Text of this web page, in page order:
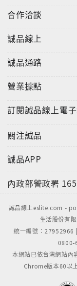
合作洽談
誠品線上
誠品通路
營業據點
訂閱誠品線上電
關注誠品
誠品APP
內政部警政署
誠品線上eslite.com -
生活股份有
統一編號：27952966
0800-
本網站已依台灣網站內
Chrome版本60以